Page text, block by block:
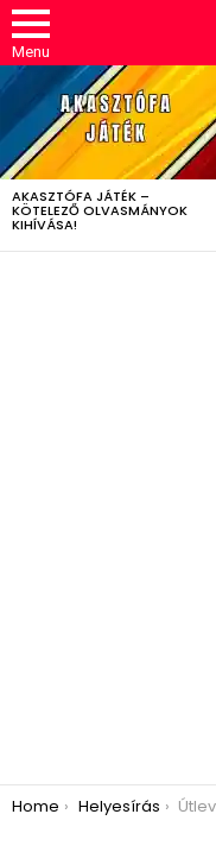
Menu
LATEST
STORIES
AKASZTÓFA JÁTÉK –
KÖTELEZŐ OLVASMÁNYOK
KIHÍVÁSA!
You are here:
Home Helyesírás Útlevél szó